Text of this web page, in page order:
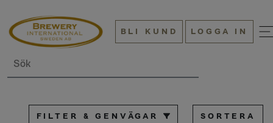
BLI KUND LOGGA IN
Sök
FILTER & GENVÄGAR SORTERA